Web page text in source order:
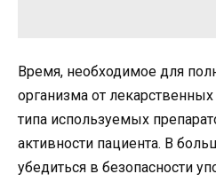
Время, необходимое для
организма от
типа используемых
активности пациента. В
убедиться в безопасности